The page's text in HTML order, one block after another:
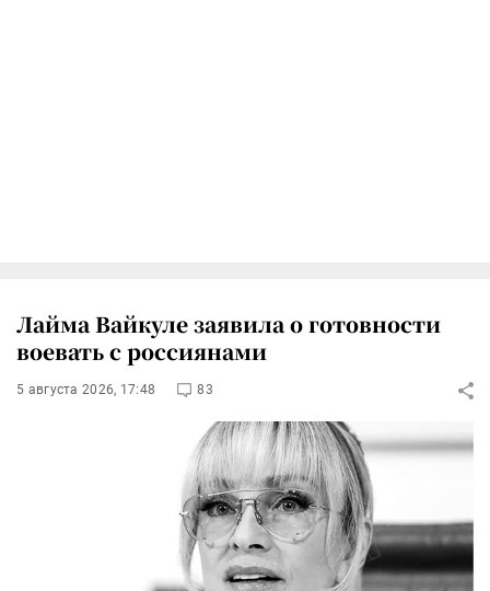
Лайма Вайкуле заявила о готовности
воевать с россиянами
5 августа 2026, 17:48 83